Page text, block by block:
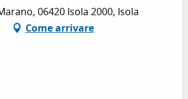
06420 Isola 2000, Isola
Come arrivare